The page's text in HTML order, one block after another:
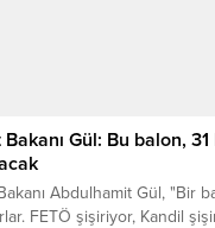
Gül: Bu balon, 31
Abdulhamit Gül, "Bir
FETÖ şişiriyor, Kandil